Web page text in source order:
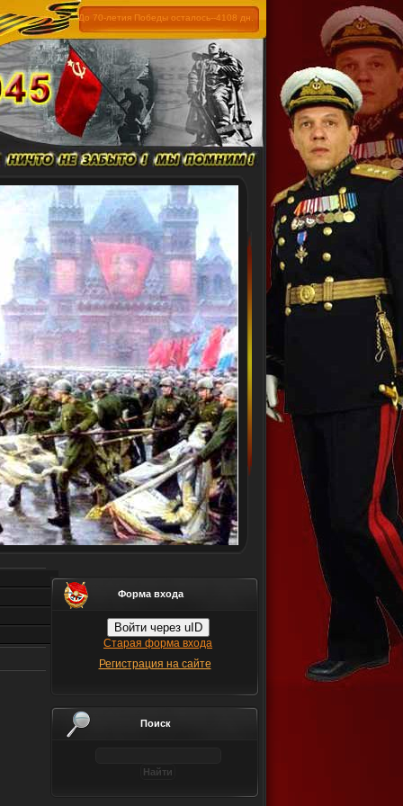
До 70-летия Победы осталось--4108 дн.
Форма входа
Войти через uID
Старая форма входа
Регистрация на сайте
Поиск